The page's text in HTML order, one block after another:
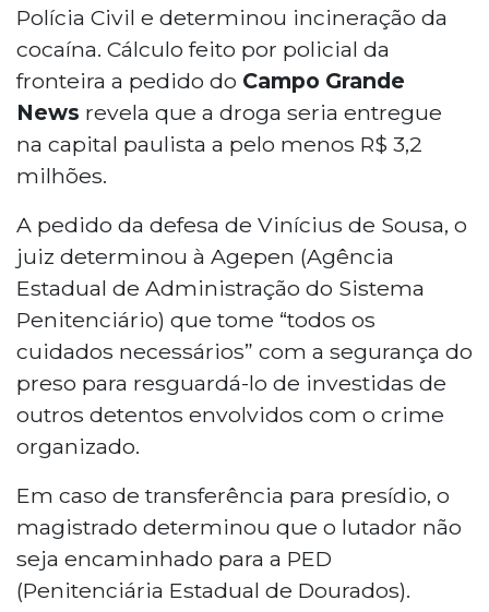
Polícia Civil e determinou incineração da
cocaína. Cálculo feito por policial da
fronteira a pedido do Campo Grande
News revela que a droga seria entregue
na capital paulista a pelo menos R$ 3,2
milhões.
A pedido da defesa de Vinícius de Sousa, o
juiz determinou à Agepen (Agência
Estadual de Administração do Sistema
Penitenciário) que tome “todos os
cuidados necessários” com a segurança do
preso para resguardá-lo de investidas de
outros detentos envolvidos com o crime
organizado.
Em caso de transferência para presídio, o
magistrado determinou que o lutador não
seja encaminhado para a PED
(Penitenciária Estadual de Dourados).